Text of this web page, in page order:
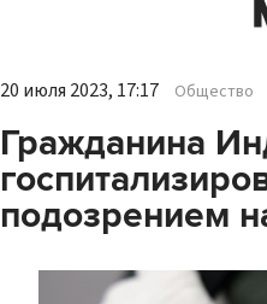
20 июля 2023, 17:17 Общество
Гражданина
подозрением